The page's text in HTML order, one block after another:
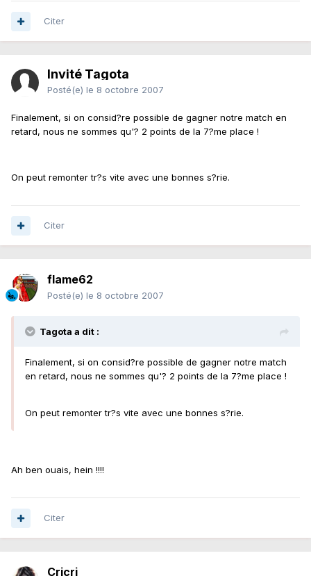
Citer
Invité Tagota
Posté(e) le 8 octobre 2007
Finalement, si on consid?re possible de gagner notre match en
retard, nous ne sommes qu'? 2 points de la 7?me place !
On peut remonter tr?s vite avec une bonnes s?rie.
Citer
flame62
Posté(e) le 8 octobre 2007
Tagota a dit :
Finalement, si on consid?re possible de gagner notre match
en retard, nous ne sommes qu'? 2 points de la 7?me place !
On peut remonter tr?s vite avec une bonnes s?rie.
Ah ben ouais, hein !!!!
Citer
Cricri